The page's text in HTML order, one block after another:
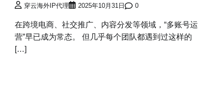
穿云海外IP代理 2025年10月31日 0
在跨境电商、社交推广、内容分发等领域，“多账号运
营”早已成为常态。 但几乎每个团队都遇到过这样的
[…]